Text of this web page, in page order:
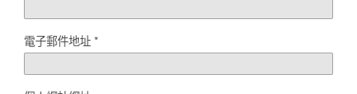
電子郵件地址*